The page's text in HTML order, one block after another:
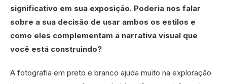
significativo em sua exposição. Poderia nos falar
sobre a sua decisão de usar ambos os estilos e
como eles complementam a narrativa visual que
você está construindo?
A fotografia em preto e branco ajuda muito na exploração